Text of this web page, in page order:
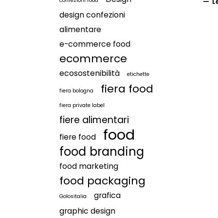
design confezioni
alimentare
e-commerce food
ecommerce
ecosostenibilità etichette
fiera bologna fiera food
fiera private label
fiere alimentari
fiere food food
food branding
food marketing
food packaging
Golositalia
grafica
graphic design